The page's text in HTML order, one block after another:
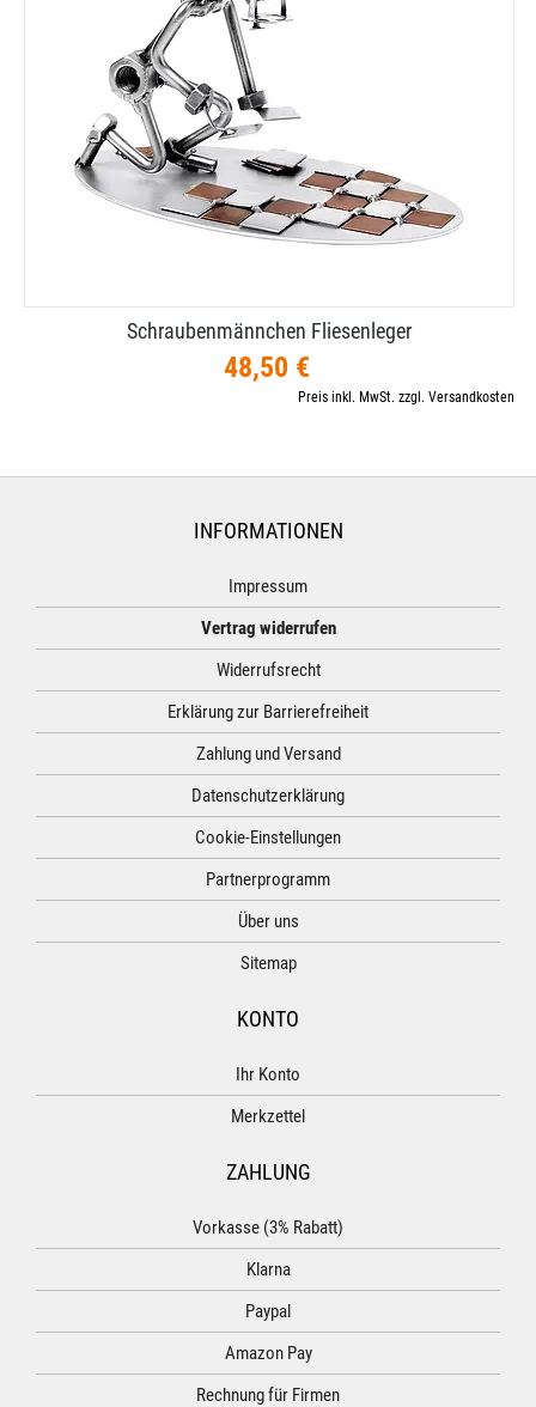
Schraubenmännchen Fliesenleger
48,50 €
Preis inkl. MwSt. zzgl. Versandkosten
INFORMATIONEN
Impressum
Vertrag widerrufen
Widerrufsrecht
Erklärung zur Barrierefreiheit
Zahlung und Versand
Datenschutzerklärung
Cookie-Einstellungen
Partnerprogramm
Über uns
Sitemap
KONTO
Ihr Konto
Merkzettel
ZAHLUNG
Vorkasse (3% Rabatt)
Klarna
Paypal
Amazon Pay
Rechnung für Firmen